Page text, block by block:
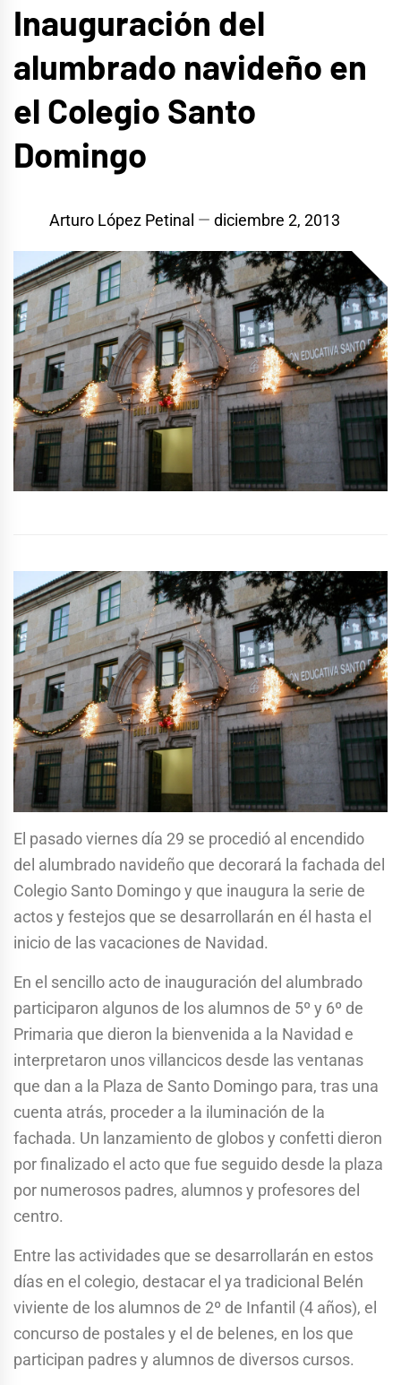
Inauguración del
alumbrado navideño en
el Colegio Santo
Domingo
Arturo López Petinal diciembre 2, 2013
El pasado viernes día 29 se procedió al encendido
del alumbrado navideño que decorará la fachada del
Colegio Santo Domingo y que inaugura la serie de
actos y festejos que se desarrollarán en él hasta el
inicio de las vacaciones de Navidad.
En el sencillo acto de inauguración del alumbrado
participaron algunos de los alumnos de 5º y 6º de
Primaria que dieron la bienvenida a la Navidad e
interpretaron unos villancicos desde las ventanas
que dan a la Plaza de Santo Domingo para, tras una
cuenta atrás, proceder a la iluminación de la
fachada. Un lanzamiento de globos y confetti dieron
por finalizado el acto que fue seguido desde la plaza
por numerosos padres, alumnos y profesores del
centro.
Entre las actividades que se desarrollarán en estos
días en el colegio, destacar el ya tradicional Belén
viviente de los alumnos de 2º de Infantil (4 años), el
concurso de postales y el de belenes, en los que
participan padres y alumnos de diversos cursos.